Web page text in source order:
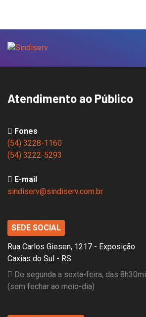
Atendimento ao Público
Fones
(54) 3228-1160
(54) 3222-5293
E-mail
sindiserv@sindiserv.com.br
SEDE SOCIAL
Rua Carlos Giesen, 1217 - Exposição
Caxias do Sul - RS
De segunda a sexta-feira, das
(sem fechar ao meio-dia)